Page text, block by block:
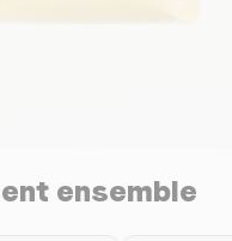
ensemble